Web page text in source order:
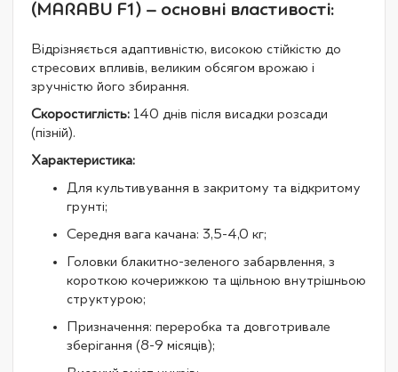
(MARABU F1) – основні властивості:
Відрізняється адаптивністю, високою стійкістю до
стресових впливів, великим обсягом врожаю і
зручністю його збирання.
Скоростиглість: 140 днів після висадки розсади
(пізній).
Характеристика:
Для культивування в закритому та відкритому
грунті;
Середня вага качана: 3,5-4,0 кг;
Головки блакитно-зеленого забарвлення, з
короткою кочерижкою та щільною внутрішньою
структурою;
Призначення: переробка та довготривале
зберігання (8-9 місяців);